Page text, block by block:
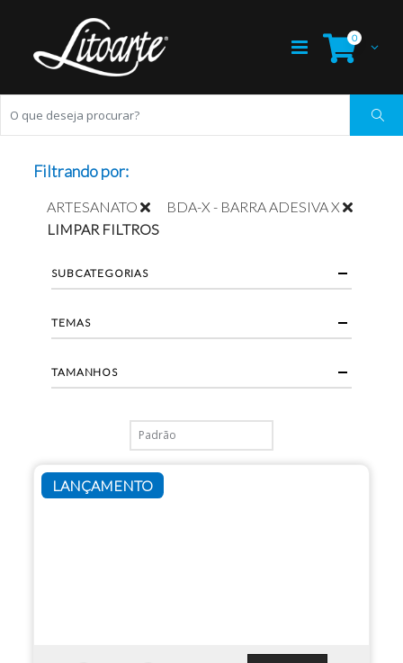
0
LANÇAMENTO
Filtrando por:
ARTESANATO
BDA-X - BARRA ADESIVA X
LIMPAR FILTROS
SUBCATEGORIAS
TEMAS
TAMANHOS